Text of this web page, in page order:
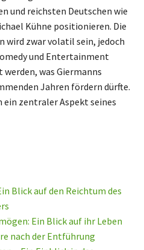
und reichsten Deutschen wie
Kühne positionieren. Die
zwar volatil sein, jedoch
und Entertainment
was Giermanns
Jahren fördern dürfte.
zentraler Aspekt seines
Blick auf den Reichtum des
Ein Blick auf ihr Leben
nach der Entführung